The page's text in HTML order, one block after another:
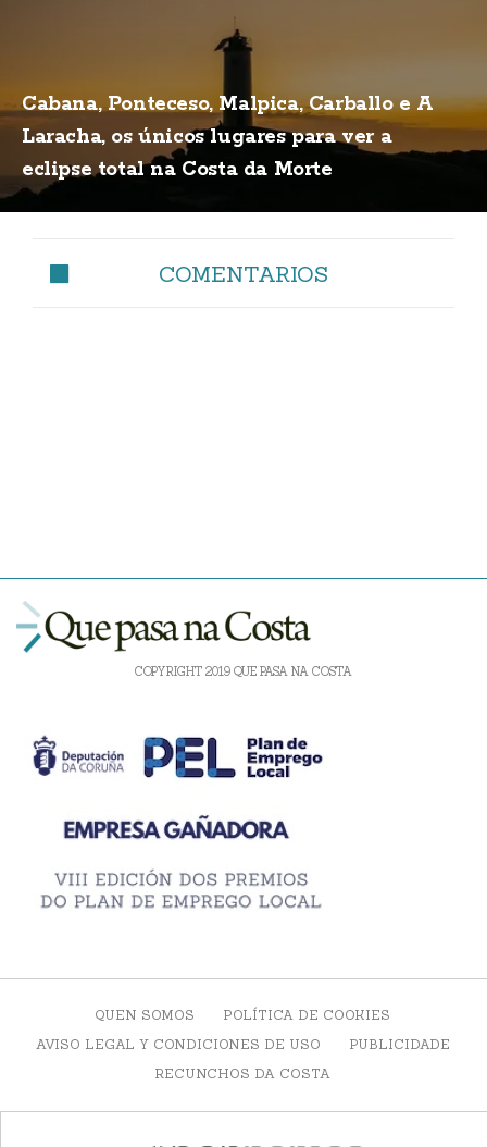
Cabana, Ponteceso, Malpica, Carballo e A
Laracha, os únicos lugares para ver a
eclipse total na Costa da Morte
COMENTARIOS
COPYRIGHT 2019 QUE PASA NA COSTA
QUEN SOMOS
POLÍTICA DE COOKIES
AVISO LEGAL Y CONDICIONES DE USO
PUBLICIDADE
RECUNCHOS DA COSTA